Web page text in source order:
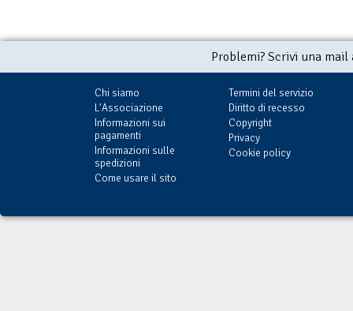
Problemi? Scrivi una
Chi siamo
L'Associazione
Informazioni sui
pagamenti
Informazioni sulle
spedizioni
Come usare il sito
Termini del servizio
Diritto di recesso
Copyright
Privacy
Cookie policy